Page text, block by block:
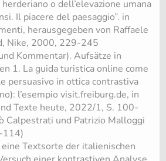
o dell’elevazione umana
Il piacere del paesaggio”. in
herausgegeben von Raffaele
Nike, 2000, 229-245
Kommentar). Aufsätze in
1. La guida turistica online come
persuasivo in ottica contrastiva
l’esempio visit.freiburg.de, in
Texte heute, 2022/1, S. 100-
Calpestrati und Patrizio Malloggi
114)
Textsorte der italienischen